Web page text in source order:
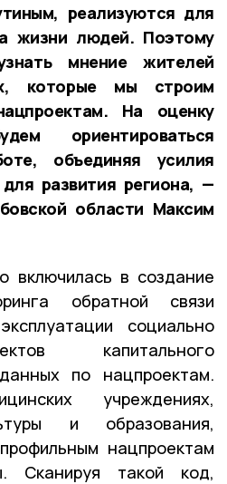
реализуются для
жизни людей. Поэтому
мнение жителей
которые мы строим
На оценку
ориентироваться
объединяя усилия
развития региона, —
области Максим
включилась в создание
обратной связи
социально
капитального
по нацпроектам.
учреждениях,
и образования,
нацпроектам
Сканируя такой код,